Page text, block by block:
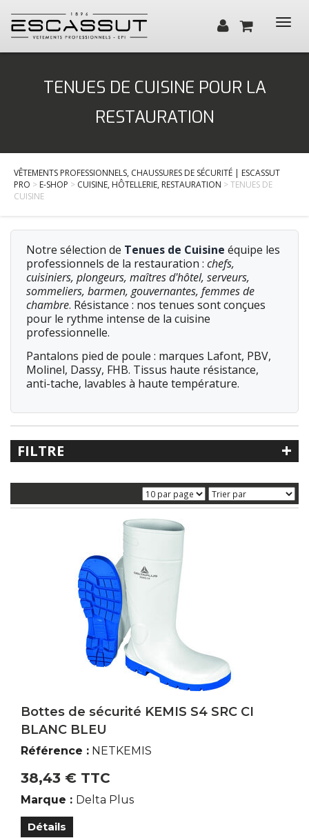
Santé, Bien-être
Cuisine, Hôtellerie, Restauration
Services
Actualités
Contact
TENUES DE CUISINE POUR LA
RESTAURATION
VÊTEMENTS PROFESSIONNELS, CHAUSSURES DE SÉCURITÉ | ESCASSUT
PRO > E-SHOP > CUISINE, HÔTELLERIE, RESTAURATION > TENUES DE
CUISINE
Notre sélection de Tenues de Cuisine équipe les
professionnels de la restauration : chefs,
cuisiniers, plongeurs, maîtres d'hôtel, serveurs,
sommeliers, barmen, gouvernantes, femmes de
chambre. Résistance : nos tenues sont conçues
pour le rythme intense de la cuisine
professionnelle.
Pantalons pied de poule : marques Lafont, PBV,
Molinel, Dassy, FHB. Tissus haute résistance,
anti-tache, lavables à haute température.
FILTRE +
Recherche libre
< Cuisine, Hôtellerie, Restauration
Tenues de Cuisine
Marque du produit
Cofra
Delta Plus
Lafont
Bottes de sécurité KEMIS S4 SRC CI
BLANC BLEU
Référence : NETKEMIS
38,43 € TTC
Marque : Delta Plus
Détails